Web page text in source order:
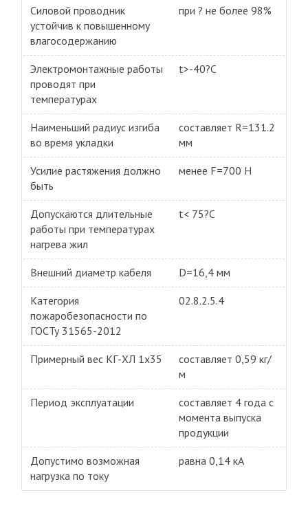
Силовой проводник
устойчив к повышенному
влагосодержанию
при ? не более 98%
Электромонтажные работы
проводят при
температурах
t>-40?С
Наименьший радиус изгиба
во время укладки
составляет R=131.2
мм
Усилие растяжения должно
быть
менее F=700 Н
Допускаются длительные
работы при температурах
нагрева жил
t< 75?С
Внешний диаметр кабеля D=16,4 мм
Категория
пожаробезопасности по
ГОСТу 31565-2012
02.8.2.5.4
Примерный вес КГ-ХЛ 1х35
составляет 0,59 кг/
м
Период эксплуатации
составляет 4 года с
момента выпуска
продукции
Допустимо возможная
нагрузка по току
равна 0,14 кА